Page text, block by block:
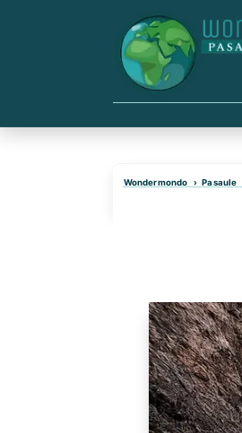
Wondermondo Pasaule